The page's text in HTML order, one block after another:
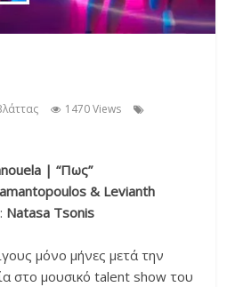
1470 Views
| “Πως”
& Levianth
Natasa Tsonis
μόνο μήνες μετά την
στο μουσικό talent show του